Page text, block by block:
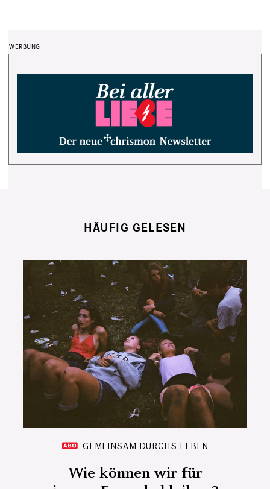
HÄUFIG GELESEN
GEMEINSAM DURCHS LEBEN
Wie können wir für